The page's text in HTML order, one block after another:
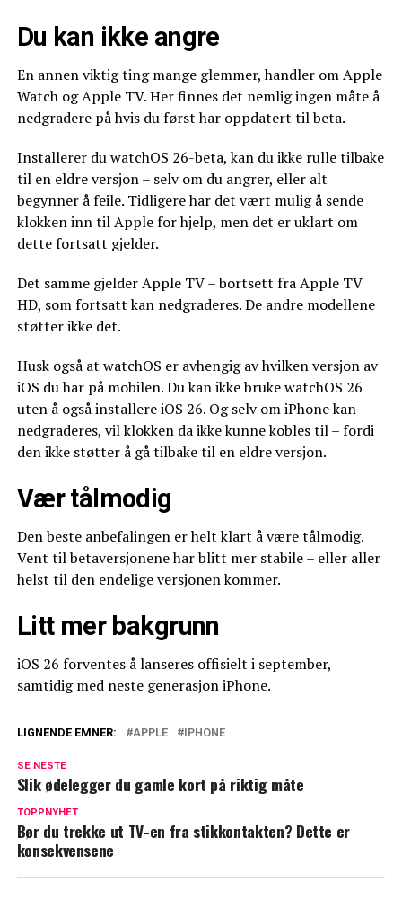
Du kan ikke angre
En annen viktig ting mange glemmer, handler om Apple
Watch og Apple TV. Her finnes det nemlig ingen måte å
nedgradere på hvis du først har oppdatert til beta.
Installerer du watchOS 26-beta, kan du ikke rulle tilbake
til en eldre versjon – selv om du angrer, eller alt
begynner å feile. Tidligere har det vært mulig å sende
klokken inn til Apple for hjelp, men det er uklart om
dette fortsatt gjelder.
Det samme gjelder Apple TV – bortsett fra Apple TV
HD, som fortsatt kan nedgraderes. De andre modellene
støtter ikke det.
Husk også at watchOS er avhengig av hvilken versjon av
iOS du har på mobilen. Du kan ikke bruke watchOS 26
uten å også installere iOS 26. Og selv om iPhone kan
nedgraderes, vil klokken da ikke kunne kobles til – fordi
den ikke støtter å gå tilbake til en eldre versjon.
Vær tålmodig
Den beste anbefalingen er helt klart å være tålmodig.
Vent til betaversjonene har blitt mer stabile – eller aller
helst til den endelige versjonen kommer.
Litt mer bakgrunn
iOS 26 forventes å lanseres offisielt i september,
samtidig med neste generasjon iPhone.
LIGNENDE EMNER: APPLE IPHONE
SE NESTE
Slik ødelegger du gamle kort på riktig måte
TOPPNYHET
Bør du trekke ut TV-en fra stikkontakten? Dette er
konsekvensene